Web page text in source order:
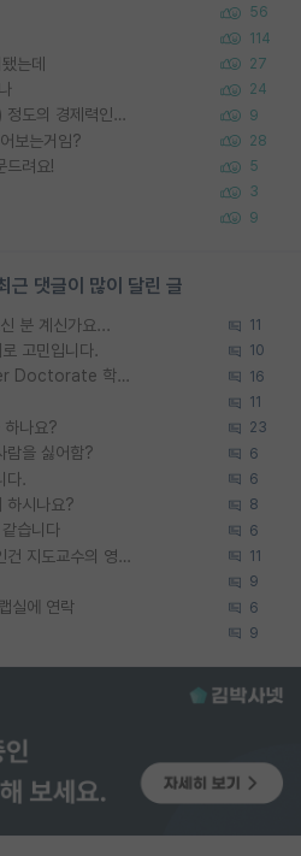
56
114
는데 27
24
박사진학하기에 2억은 괜찮은 (?) 정도의 경제력인가요 9
보는거임? 28
드려요! 5
3
9
근 댓글이 많이 달린 글
분 계신가요... 11
고민입니다. 10
우리나라도 학구 열풍보면 Higher Doctorate 학위가 필요하다고 봅니다. 16
11
하나요? 23
람을 싫어함? 6
다. 6
하시나요? 8
습니다 6
랩실 대학원생들 모두 능력 미달인건 지도교수의 영향 아닌가? 11
9
실에 연락 6
9